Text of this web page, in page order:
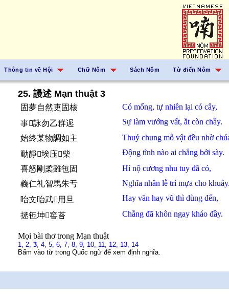
Thông tin về Hội Chữ Nôm Sách Nôm Từ điển Nôm
25. 謾述 Mạn thuật 3
固夢自然吏固核 Có mống, tự nhiên lại có cây,
事𫜵詠勿乙群迡
Sự làm vướng vất, ắt còn chầy.
始終某物調如主
Thuỷ chung mỗ vật đều nhờ
動靜𱜢埃庒𪽝柴
Động tĩnh nào ai chẳng bởi sày.
喜怒剛柔雖㐌固
Hỉ nộ cương nhu tuy đã có,
義仁礼智馬朱亐
Nghĩa nhân lễ trímựa cho
咍文咍武𪰛用旦
Hay văn hay vũ thì dùng đến,
拯㐌坤𦖑窖苔
Chẳng đã khôn ngay kháo đầy.
Mọi bài thơ trong Mạn thuật
1, 2, 3, 4, 5, 6, 7, 8, 9, 10, 11, 12, 13, 14
Bấm vào từ trong Quốc ngữ để xem định nghĩa.